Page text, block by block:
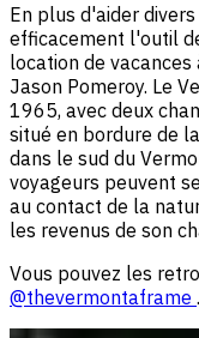
En plus d'aider
efficacement l'outil
location de vacances
Jason Pomeroy. Le
1965, avec deux
situé en bordure de
dans le sud du
voyageurs peuvent
au contact de la
les revenus de son
Vous pouvez les
@thevermontaframe